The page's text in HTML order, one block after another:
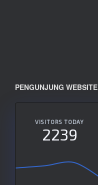
PENGUNJUNG WEBSITE
VISITORS TODAY
2239